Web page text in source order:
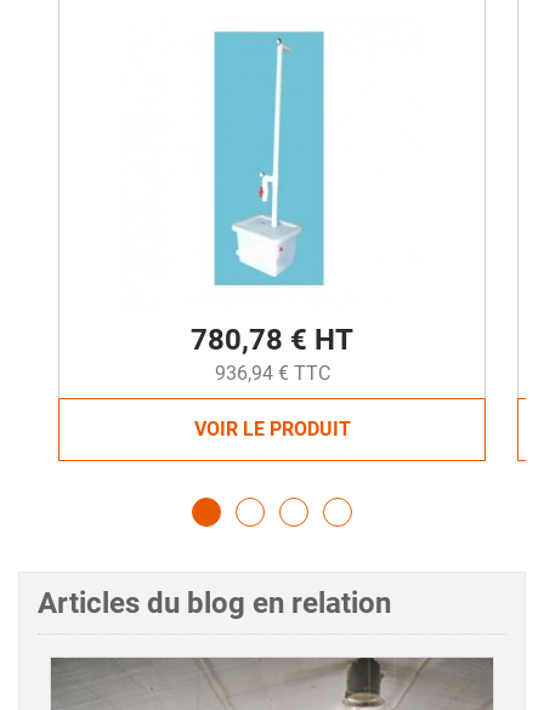
780,78 € HT
936,94 € TTC
VOIR LE PRODUIT
Articles du blog en relation